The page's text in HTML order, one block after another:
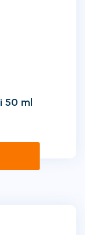
50 ml